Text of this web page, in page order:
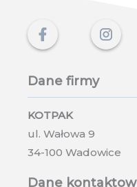
Dane firmy
KOTPAK
ul. Wałowa 9
34-100 Wadowice
Dane